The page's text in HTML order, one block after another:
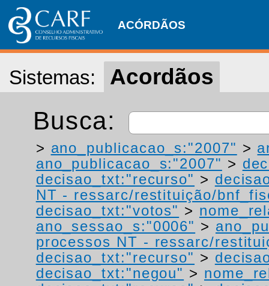
ACÓRDÃOS
Sistemas: Acordãos
Busca:
> ano_publicacao_s:"2007" >
ano_publicacao_s:"2007" >
decisao_txt:"recurso" >
NT - ressarc/restituição/
decisao_txt:"votos" >
ano_sessao_s:"0006" >
processos NT - ressarc/
decisao_txt:"recurso" >
decisao_txt:"negou" >